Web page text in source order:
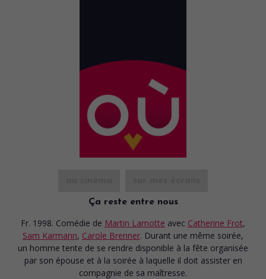
Ça reste entre nous
Fr. 1998. Comédie de Martin Lamotte avec Catherine Frot,
Sam Karmann, Carole Brenner. Durant une même soirée,
un homme tente de se rendre disponible à la fête organisée
par son épouse et à la soirée à laquelle il doit assister en
compagnie de sa maîtresse.